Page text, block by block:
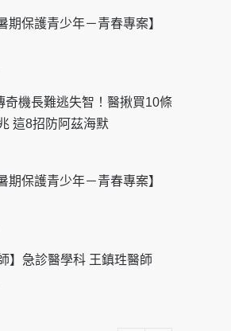
期保護青少年－青春專案】
奇機長難逃失智！醫揪買10條
這8招防阿茲海默
期保護青少年－青春專案】
】急診醫學科 王鎮珄醫師